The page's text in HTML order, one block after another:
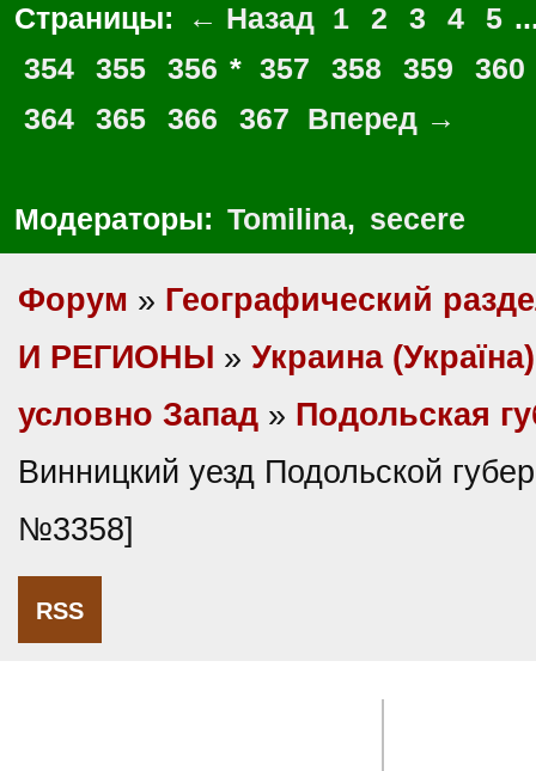
Страницы: ← Назад 1 2 3 4 5
354
355 356 * 357 358 359 360
364
365 366 367 Вперед →
Модераторы: Tomilina, secere
Форум » Географический
И РЕГИОНЫ » Украина (Україна)
условно Запад » Подольская
Винницкий уезд Подольской
№3358]
RSS